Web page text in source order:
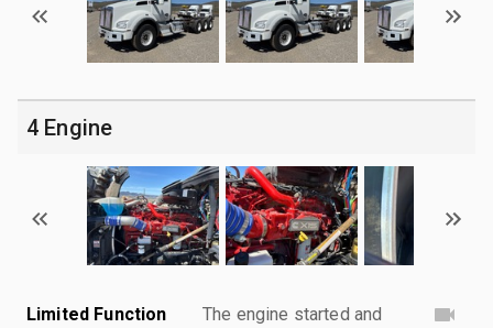
4 Engine
Limited Function
The engine started and